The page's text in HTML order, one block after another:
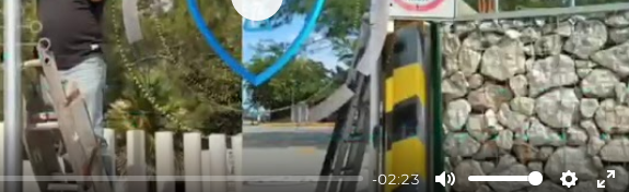
-02:23
P
l
a
y